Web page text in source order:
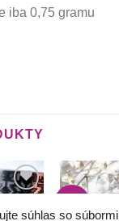
súhlas so súbormi
iba 0,75 gramu